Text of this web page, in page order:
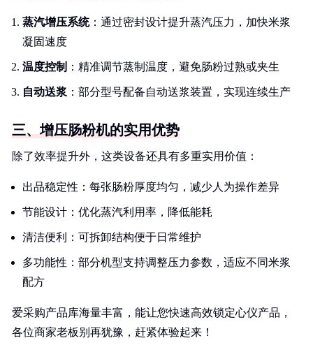
蒸汽增压系统：通过密封设计提升蒸汽压力，加快米浆
凝固速度
温度控制 ：精准调节蒸制温度，避免肠粉过熟或夹生
自动送浆 ：部分型号配备自动送浆装置，实现连续生产
三、增压肠粉机的实用优势
除了效率提升外，这类设备还具有多重实用价值：
出品稳定性：每张肠粉厚度均匀，减少人为操作差异
节能设计：优化蒸汽利用率，降低能耗
清洁便利：可拆卸结构便于日常维护
多功能性：部分机型支持调整压力参数，适应不同米浆
配方
爱采购产品库海量丰富，能让您快速高效锁定心仪产品，
各位商家老板别再犹豫，赶紧体验起来！